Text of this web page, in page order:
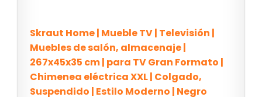
Skraut Home | Mueble TV | Televisión |
Muebles de salón, almacenaje |
267x45x35 cm | para TV Gran Formato |
Chimenea eléctrica XXL | Colgado,
Suspendido | Estilo Moderno | Negro